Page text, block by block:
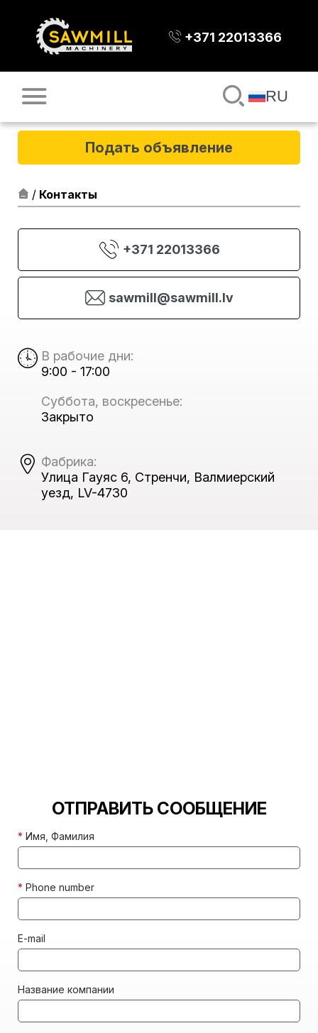
+371 22013366
RU
Подать объявление
/ Контакты
+371 22013366
sawmill@sawmill.lv
В рабочие дни:
9:00 - 17:00
Суббота, воскресенье:
Закрыто
Фабрика:
Улица Гауяс 6, Стренчи, Валмиерский
уезд, LV-4730
ОТПРАВИТЬ СООБЩЕНИЕ
* Имя, Фамилия
* Phone number
E-mail
Название компании